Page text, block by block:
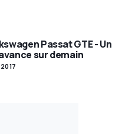
Passat GTE - Un
sur demain